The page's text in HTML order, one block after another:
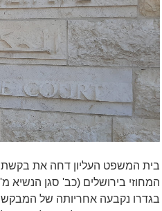
בית המשפט העליון דחה את
בגדרו נקבעה אחריותה של